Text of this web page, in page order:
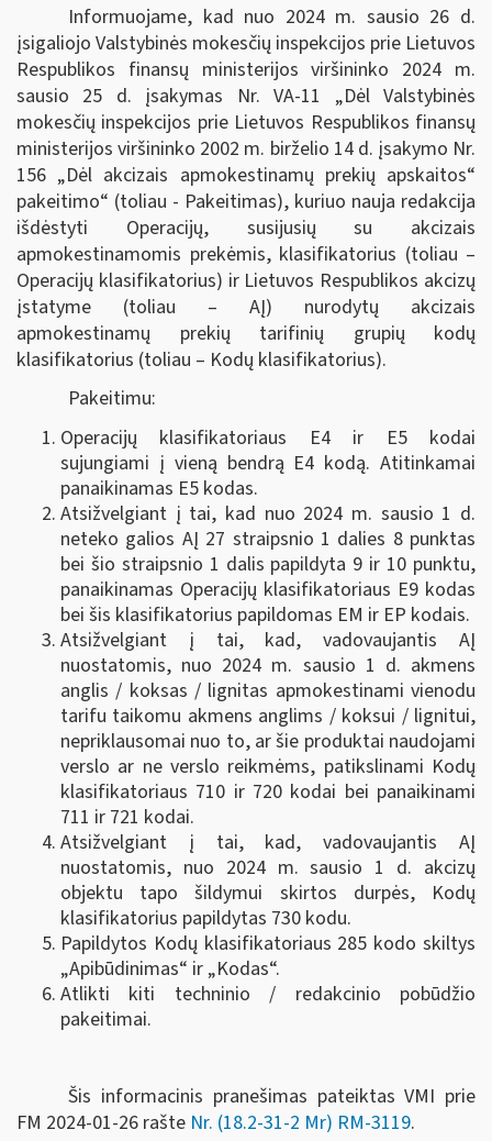
Informuojame, kad nuo 2024 m. sausio 26 d.
įsigaliojo Valstybinės mokesčių inspekcijos prie Lietuvos
Respublikos finansų ministerijos viršininko 2024 m.
sausio 25 d. įsakymas Nr. VA-11 „Dėl Valstybinės
mokesčių inspekcijos prie Lietuvos Respublikos finansų
ministerijos viršininko 2002 m. birželio 14 d. įsakymo Nr.
156 „Dėl akcizais apmokestinamų prekių apskaitos“
pakeitimo“ (toliau - Pakeitimas), kuriuo nauja redakcija
išdėstyti Operacijų, susijusių su akcizais
apmokestinamomis prekėmis, klasifikatorius (toliau –
Operacijų klasifikatorius) ir Lietuvos Respublikos akcizų
įstatyme (toliau – AĮ) nurodytų akcizais
apmokestinamų prekių tarifinių grupių kodų
klasifikatorius (toliau – Kodų klasifikatorius).
Pakeitimu:
Operacijų klasifikatoriaus E4 ir E5 kodai
sujungiami į vieną bendrą E4 kodą. Atitinkamai
panaikinamas E5 kodas.
Atsižvelgiant į tai, kad nuo 2024 m. sausio 1 d.
neteko galios AĮ 27 straipsnio 1 dalies 8 punktas
bei šio straipsnio 1 dalis papildyta 9 ir 10 punktu,
panaikinamas Operacijų klasifikatoriaus E9 kodas
bei šis klasifikatorius papildomas EM ir EP kodais.
Atsižvelgiant į tai, kad, vadovaujantis AĮ
nuostatomis, nuo 2024 m. sausio 1 d. akmens
anglis / koksas / lignitas apmokestinami vienodu
tarifu taikomu akmens anglims / koksui / lignitui,
nepriklausomai nuo to, ar šie produktai naudojami
verslo ar ne verslo reikmėms, patikslinami Kodų
klasifikatoriaus 710 ir 720 kodai bei panaikinami
711 ir 721 kodai.
Atsižvelgiant į tai, kad, vadovaujantis AĮ
nuostatomis, nuo 2024 m. sausio 1 d. akcizų
objektu tapo šildymui skirtos durpės, Kodų
klasifikatorius papildytas 730 kodu.
Papildytos Kodų klasifikatoriaus 285 kodo skiltys
„Apibūdinimas“ ir „Kodas“.
Atlikti kiti techninio / redakcinio pobūdžio
pakeitimai.
Šis informacinis pranešimas pateiktas VMI prie
FM 2024-01-26 rašte Nr. (18.2-31-2 Mr) RM-3119.